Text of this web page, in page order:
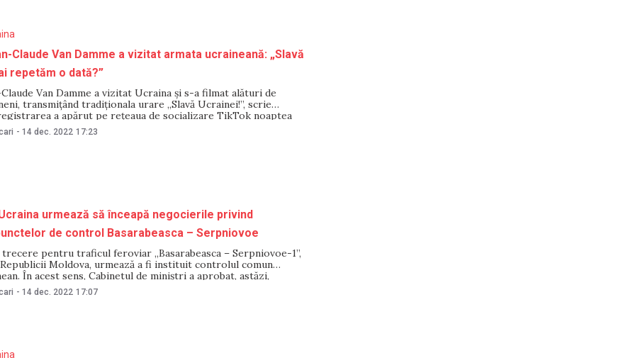
Claude Van Damme a vizitat armata ucraineană: „Slavă
repetăm o dată?”
Van Damme a vizitat Ucraina și s-a filmat alături de
transmițând tradiționala urare „Slavă Ucrainei!”, scrie
a apărut pe rețeaua de socializare TikTok noaptea
belgian fiind înconjurat de militari ucraineni și strigând de
Ucrainei!”. „Glorie eroilor!”, îi răspund militarii
- 14 dec. 2022 17:23
urmează să înceapă negocierile privind
de control Basarabeasca – Serpniovoe
pentru traficul feroviar „Basarabeasca – Serpniovoe-1”,
Moldova, urmează a fi instituit controlul comun
În acest sens, Cabinetul de miniștri a aprobat, astăzi,
şi semnarea Protocolului între Inspectoratul General al
al MAI, Serviciul Vamal al Ministerului Finanțelor al
- 14 dec. 2022 17:07